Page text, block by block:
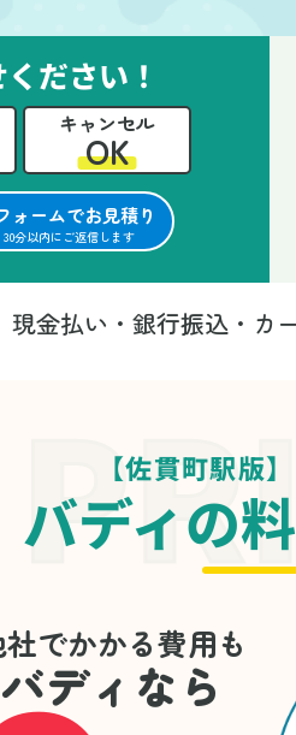
をありがとうございまし
ださい！
キャンセル
OK
ォームでお見積り
30分以内にご返信します
現金払い・銀行振込・カ
【佐貫町駅版
バディの
でかかる費用も
バディなら